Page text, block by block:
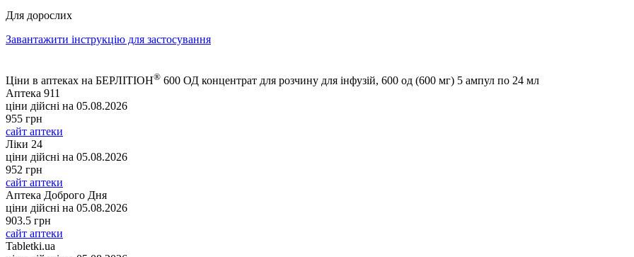
Для дорослих
Завантажити інструкцію для застосування
Ціни в аптеках на БЕРЛІТІОН® 600 ОД концентрат для розчину для інфузій, 600 од (600 мг) 5 ампул по 24 мл
Аптека 911
ціни дійсні на 05.08.2026
955 грн
сайт аптеки
Ліки 24
ціни дійсні на 05.08.2026
952 грн
сайт аптеки
Аптека Доброго Дня
ціни дійсні на 05.08.2026
903.5 грн
сайт аптеки
Tabletki.ua